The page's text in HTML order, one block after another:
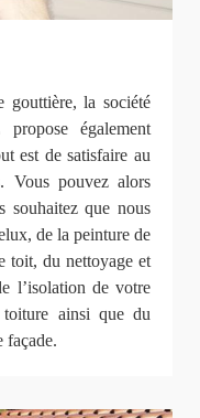
gouttière, la société
également
est de satisfaire au
Vous pouvez alors
souhaitez que nous
de la peinture de
toit, du nettoyage et
l’isolation de votre
toiture ainsi que du
façade.